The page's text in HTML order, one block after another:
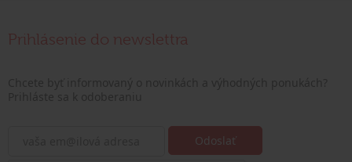
Prihlásenie do newslettra